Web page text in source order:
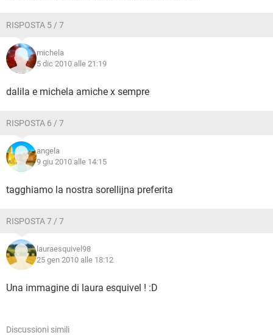
RISPOSTA 5 / 7
michela
5 dic 2010 alle 21:19
dalila e michela amiche x sempre
RISPOSTA 6 / 7
angela
9 giu 2010 alle 14:15
tagghiamo la nostra sorellijna preferita
RISPOSTA 7 / 7
lauraesquivel98
25 gen 2010 alle 18:12
Una immagine di laura esquivel ! :D
Discussioni simili